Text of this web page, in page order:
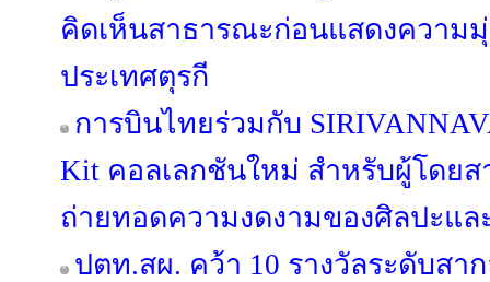
คิดเห็นสาธารณะก่อนแสดงความมุ่
ประเทศตุรกี
การบินไทยร่วมกับ
Kit คอลเลกชันใหม่ สำหรับผู้โดยส
ถ่ายทอดความงดงามของศิลปะแ
ปตท.สผ. คว้า 10 รางวัลระดับสา